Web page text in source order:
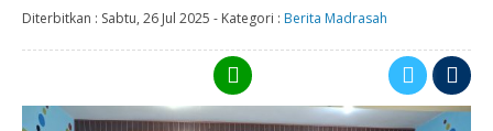
Diterbitkan : Sabtu, 26 Jul 2025 - Kategori : Berita Madrasah